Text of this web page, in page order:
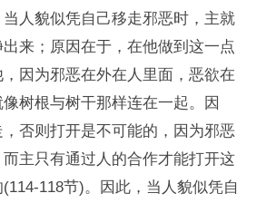
人貌似凭自己移走邪恶时，主就
来；原因在于，在他做到这一点
因为邪恶在外在人里面，恶欲在
树根与树干那样连在一起。因
否则打开是不可能的，因为邪恶
主只有通过人的合作才能打开这
118节)。因此，当人貌似凭自